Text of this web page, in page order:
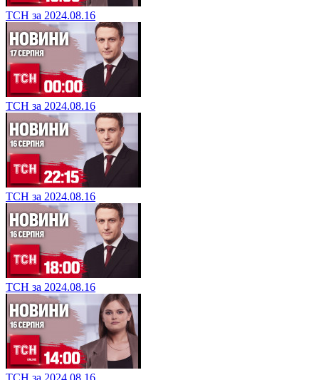
ТСН за 2024.08.16
ТСН за 2024.08.16
ТСН за 2024.08.16
ТСН за 2024.08.16
ТСН за 2024.08.16